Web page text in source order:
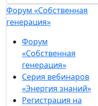
Форум «Собственная
генерация»
Форум
«Собственная
генерация»
Серия вебинаров
«Энергия знаний»
Регистрация на